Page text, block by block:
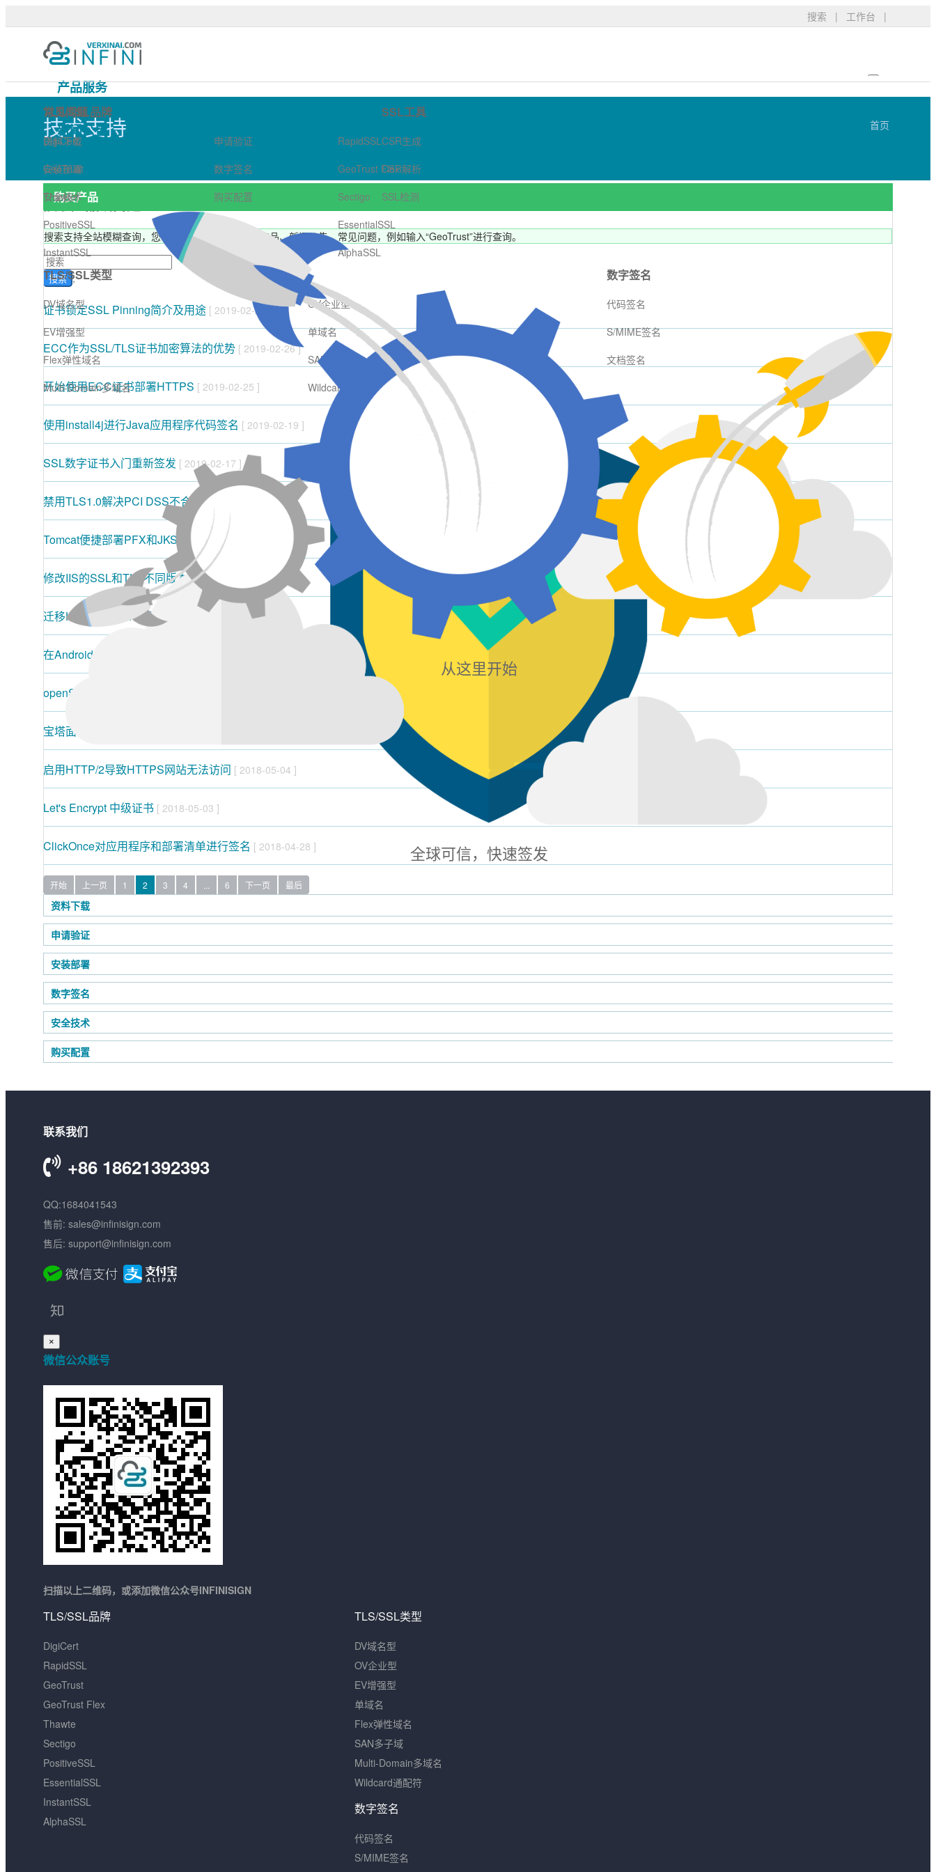
搜索 | 工作台
|
产品服务
TLS/SSL品牌
DigiCert
RapidSSL
GeoTrust
GeoTrust Flex
Thawte
Sectigo
PositiveSSL
EssentialSSL
InstantSSL
AlphaSSL
TLS/SSL类型
DV域名型
OV企业型
EV增强型
单域名
Flex弹性域名
SAN多子域
Multi-Domain多域名
Wildcard通配符
数字签名
代码签名
S/MIME签名
文档签名
全球可信，快速签发
技术支持
常见问题
资料下载
申请验证
安装部署
数字签名
安全技术
购买配置
SSL工具
CSR生成
CSR解析
SSL检测
从这里开始
新闻公告
关于我们
购买产品
技术支持 首页
搜索产品或问题
搜索支持全站模糊查询，您可以搜索 SSL数字证书产品、新闻公告、常见问题，例如输入“GeoTrust”进行查询。
搜索 ;
证书锁定SSL Pinning简介及用途 [ 2019-02-28 ]
ECC作为SSL/TLS证书加密算法的优势 [ 2019-02-26 ]
开始使用ECC证书部署HTTPS [ 2019-02-25 ]
使用install4j进行Java应用程序代码签名 [ 2019-02-19 ]
SSL数字证书入门重新签发 [ 2019-02-17 ]
禁用TLS1.0解决PCI DSS不合规问题 [ 2018-10-05 ]
Tomcat便捷部署PFX和JKS证书 [ 2018-10-02 ]
修改IIS的SSL和TLS不同版本的协议 [ 2018-09-05 ]
迁移HTTP到HTTPS网站全指南 [ 2018-07-31 ]
在Android P中使用默认TLS来保护您的用户
openSSL漏洞致使SSL证书安全配置评级F
宝塔面板配置SSL数字证书
启用HTTP/2导致HTTPS网站无法访问 [ 2018-05-04 ]
Let's Encrypt 中级证书 [ 2018-05-03 ]
ClickOnce对应用程序和部署清单进行签名 [ 2018-04-28 ]
开始 上一页 1 2 3 4 6 下一页 最后
资料下载
申请验证
安装部署
数字签名
安全技术
购买配置
联系我们
+86 18621392393
QQ:1684041543
售前: sales@infinisign.com
售后: support@infinisign.com
×
微信公众账号
扫描以上二维码，或添加微信公众号INFINISIGN
TLS/SSL品牌
DigiCert
RapidSSL
GeoTrust
GeoTrust Flex
Thawte
Sectigo
PositiveSSL
EssentialSSL
InstantSSL
AlphaSSL
TLS/SSL类型
DV域名型
OV企业型
EV增强型
单域名
Flex弹性域名
SAN多子域
Multi-Domain多域名
Wildcard通配符
数字签名
代码签名
S/MIME签名